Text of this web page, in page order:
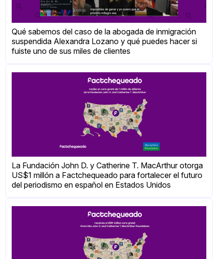
Qué sabemos del caso de la abogada de inmigración
suspendida Alexandra Lozano y qué puedes hacer si
fuiste uno de sus miles de clientes
La Fundación John D. y Catherine T. MacArthur otorga
US$1 millón a Factchequeado para fortalecer el futuro
del periodismo en español en Estados Unidos